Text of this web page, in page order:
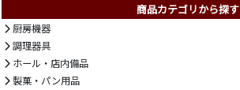
商品カテゴリから探す
厨房機器
調理器具
ホール・店内備品
製菓・パン用品